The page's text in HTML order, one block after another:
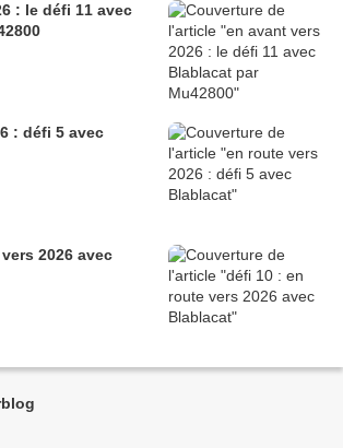
: le défi 11 avec
: défi 5 avec
2026 avec